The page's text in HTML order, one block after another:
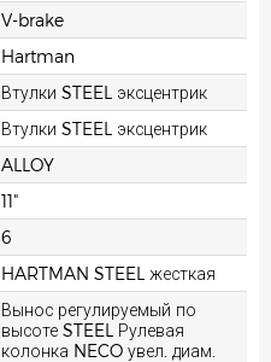
V-brake
Hartman
Втулки STEEL эксцентрик
Втулки STEEL эксцентрик
ALLOY
11"
6
HARTMAN STEEL жесткая
Вынос регулируемый по
высоте STEEL Рулевая
колонка NECO увел. диам.